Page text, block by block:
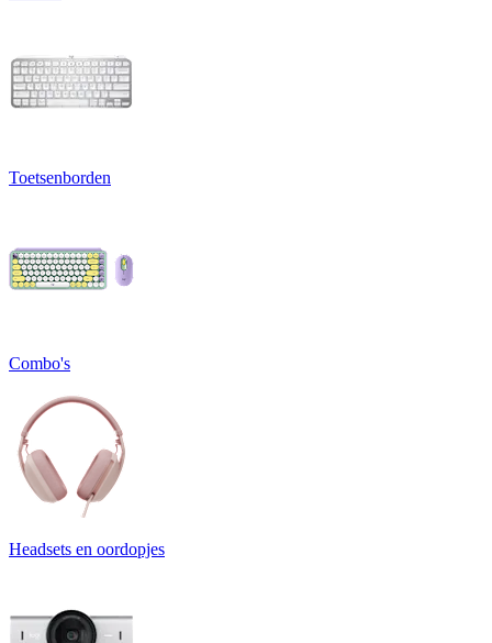
Toetsenborden
Combo's
Headsets en oordopjes